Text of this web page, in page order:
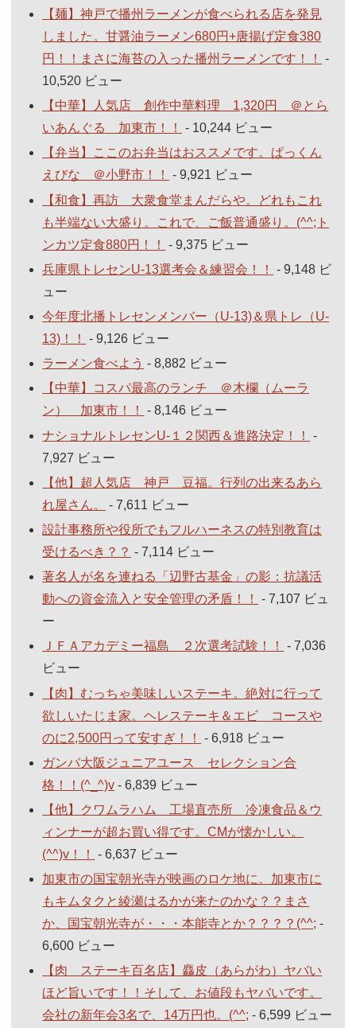
【麺】神戸で播州ラーメンが食べられる店を発見
しました。甘醤油ラーメン680円+唐揚げ定食380
円！！まさに海苔の入った播州ラーメンです！！
-
10,520 ビュー
【中華】人気店 創作中華料理 1,320円 ＠とら
いあんぐる 加東市！！
- 10,244 ビュー
【弁当】ここのお弁当はおススメです。ぱっくん
えびな ＠小野市！！
- 9,921 ビュー
【和食】再訪 大衆食堂まんだらや。どれもこれ
も半端ない大盛り。これで、ご飯普通盛り。(^^;ト
ンカツ定食880円！！
- 9,375 ビュー
兵庫県トレセンU-13選考会＆練習会！！
- 9,148 ビ
ュー
今年度北播トレセンメンバー（U-13)＆県トレ（U-
13)！！
- 9,126 ビュー
ラーメン食べよう - 8,882 ビュー
【中華】コスパ最高のランチ ＠木欄（ムーラ
ン） 加東市！！
- 8,146 ビュー
ナショナルトレセンU-１２関西＆進路決定！！
-
7,927 ビュー
【他】超人気店 神戸 豆福。行列の出来るあら
れ屋さん。
- 7,611 ビュー
設計事務所や役所でもフルハーネスの特別教育は
受けるべき？？ - 7,114 ビュー
著名人が名を連ねる「辺野古基金」の影：抗議活
動への資金流入と安全管理の矛盾！！
- 7,107 ビュ
ー
ＪＦＡアカデミー福島 ２次選考試験！！
- 7,036
ビュー
【肉】むっちゃ美味しいステーキ。絶対に行って
欲しいたじま家。ヘレステーキ＆エビ コースや
のに2,500円って安すぎ！！
- 6,918 ビュー
ガンバ大阪ジュニアユース セレクション合
格！！(^_^)v - 6,839 ビュー
【他】クワムラハム 工場直売所 冷凍食品＆ウ
ィンナーが超お買い得です。CMが懐かしい。
(^^)v！！
- 6,637 ビュー
加東市の国宝朝光寺が映画のロケ地に。加東市に
もキムタクと綾瀬はるかが来たのかな？？まさ
か、国宝朝光寺が・・・本能寺とか？？？？(^^; -
6,600 ビュー
【肉 ステーキ百名店】麤皮（あらがわ）ヤバい
ほど旨いです！！そして、お値段もヤバいです。
会社の新年会3名で、14万円也。(^^; - 6,599 ビュー